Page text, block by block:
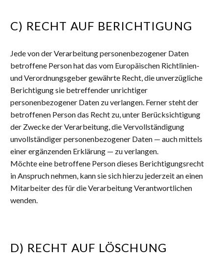
C) RECHT AUF BERICHTIGUNG
Jede von der Verarbeitung personenbezogener Daten
betroffene Person hat das vom Europäischen Richtlinien-
und Verordnungsgeber gewährte Recht, die unverzügliche
Berichtigung sie betreffender unrichtiger
personenbezogener Daten zu verlangen. Ferner steht der
betroffenen Person das Recht zu, unter Berücksichtigung
der Zwecke der Verarbeitung, die Vervollständigung
unvollständiger personenbezogener Daten — auch mittels
einer ergänzenden Erklärung — zu verlangen.
Möchte eine betroffene Person dieses Berichtigungsrecht
in Anspruch nehmen, kann sie sich hierzu jederzeit an einen
Mitarbeiter des für die Verarbeitung Verantwortlichen
wenden.
D) RECHT AUF LÖSCHUNG